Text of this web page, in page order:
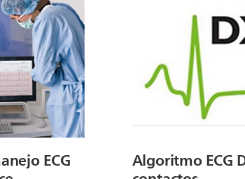
ECG Algoritmo ECG